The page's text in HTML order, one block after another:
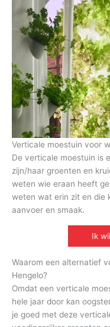
Verticale moestuin voor
De verticale moestuin is
zijn/haar groenten en
weten wie eraan heeft
weten wat erin zit en die
aanvoer en smaak.
Ik
Waarom een alternatief
Hengelo?
Omdat een verticale
hele jaar door kan
je goed met deze